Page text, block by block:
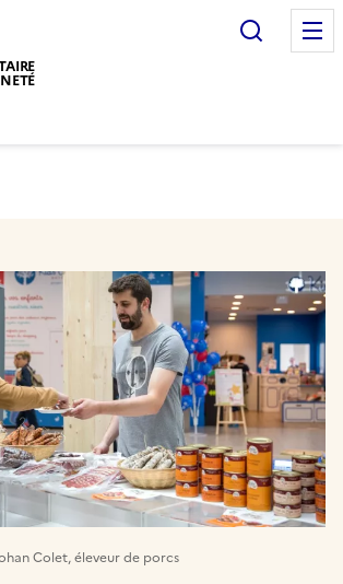
Colet, éleveur de porcs